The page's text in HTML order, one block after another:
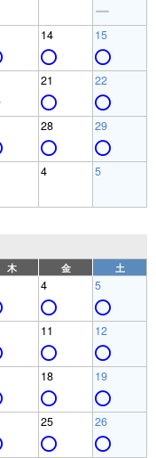
14 15
21 22
28 29
4 5
木 金 土
4 5
11 12
18 19
25 26